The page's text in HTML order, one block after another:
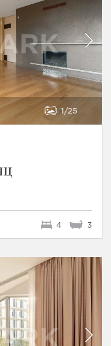
1 25
4 3